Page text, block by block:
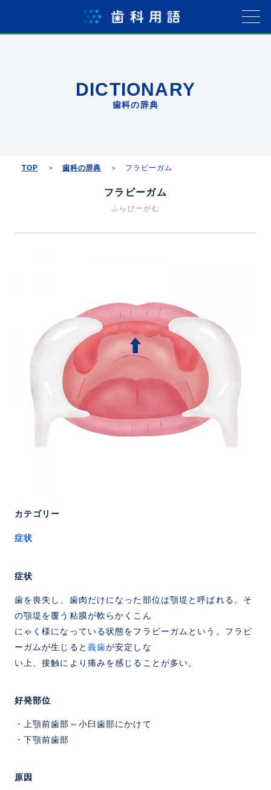
DICTIONARY
歯科の辞典
TOP 歯科の辞典 フラビーガム
フラビーガム
カテゴリー
症状
症状
歯を喪失し、歯肉だけになった部位は顎堤と呼ばれる。そ
の顎堤を覆う粘膜が軟らかくこん
にゃく様になっている状態をフラビーガムという。フラビ
ーガムが生じると 義歯が安定しな
い上、接触により痛みを感じることが多い。
好発部位
・上顎前歯部～小臼歯部にかけて
・下顎前歯部
原因